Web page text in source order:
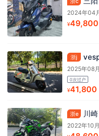
2024年04
¥49,800
浙j
2025年08
0次过户
¥41,800
浙e 川
2022年10